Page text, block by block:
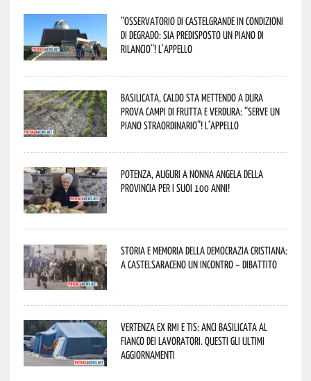
“Osservatorio di Castelgrande in condizioni
di degrado: sia predisposto un piano di
rilancio”! L’appello
Basilicata, caldo sta mettendo a dura
prova campi di frutta e verdura: “Serve un
piano straordinario”! L’appello
Potenza, auguri a nonna Angela della
provincia per i suoi 100 anni!
Storia e memoria della Democrazia Cristiana:
a Castelsaraceno un incontro – dibattito
Vertenza ex RMI e TIS: ANCI Basilicata al
fianco dei lavoratori. Questi gli ultimi
aggiornamenti